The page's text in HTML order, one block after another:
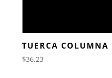
TUERCA COLUMNA
$36.23